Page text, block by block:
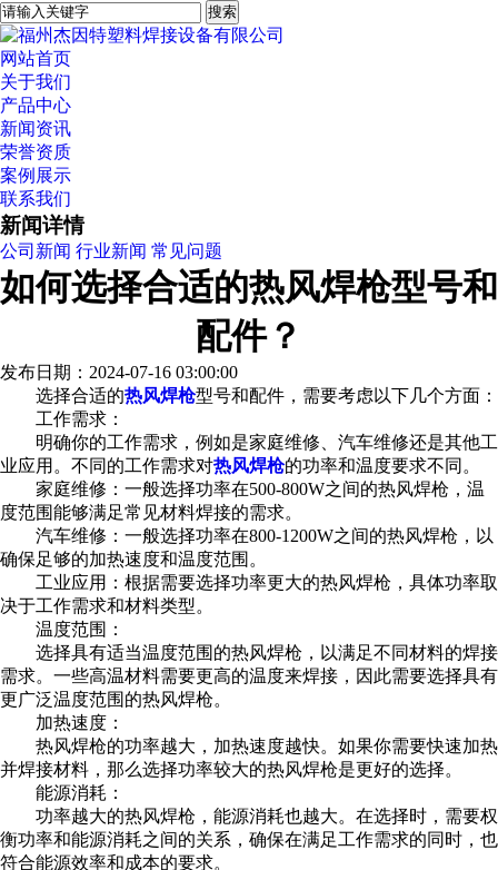
网站首页
关于我们
产品中心
新闻资讯
荣誉资质
案例展示
联系我们
新闻详情
公司新闻 行业新闻 常见问题
如何选择合适的热风焊枪型号和
配件？
发布日期：2024-07-16 03:00:00
选择合适的热风焊枪型号和配件，需要考虑以下几个方面：
工作需求：
明确你的工作需求，例如是家庭维修、汽车维修还是其他工
业应用。不同的工作需求对热风焊枪的功率和温度要求不同。
家庭维修：一般选择功率在500-800W之间的热风焊枪，温
度范围能够满足常见材料焊接的需求。
汽车维修：一般选择功率在800-1200W之间的热风焊枪，以
确保足够的加热速度和温度范围。
工业应用：根据需要选择功率更大的热风焊枪，具体功率取
决于工作需求和材料类型。
温度范围：
选择具有适当温度范围的热风焊枪，以满足不同材料的焊接
需求。一些高温材料需要更高的温度来焊接，因此需要选择具有
更广泛温度范围的热风焊枪。
加热速度：
热风焊枪的功率越大，加热速度越快。如果你需要快速加热
并焊接材料，那么选择功率较大的热风焊枪是更好的选择。
能源消耗：
功率越大的热风焊枪，能源消耗也越大。在选择时，需要权
衡功率和能源消耗之间的关系，确保在满足工作需求的同时，也
符合能源效率和成本的要求。